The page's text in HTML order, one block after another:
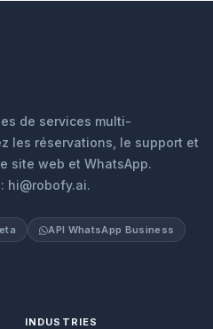
de services multi-
les réservations, le support et
site web et WhatsApp.
hi@robofy.ai.
API WhatsApp Business
INDUSTRIES